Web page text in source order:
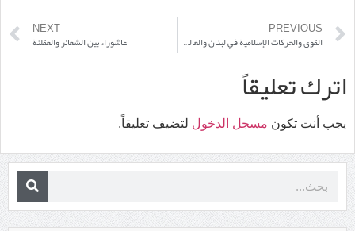
PREVIOUS
القوى والحركات الإسلامية في لبنان والعالم العربي”
NEXT
عاشوراء بين الشعائر والعقلنة
اترك تعليقاً
يجب أنت تكون مسجل الدخول لتضيف تعليقاً.